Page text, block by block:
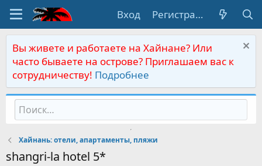
Вход Регистрация
Вы живете и работаете на Хайнане? Или
часто бываете на острове? Приглашаем вас к
сотрудничеству! Подробнее
Хайнань: отели, апартаменты, пляжи
shangri-la hotel 5*